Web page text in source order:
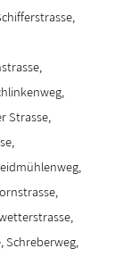
Strasse,
Schreberweg,